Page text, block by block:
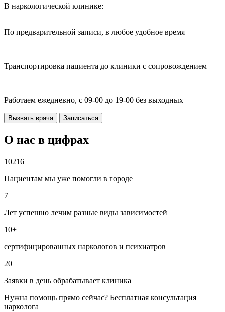
В наркологической клинике:
По предварительной записи, в любое удобное время
Транспортировка пациента до клиники с сопровождением
Работаем ежедневно, с 09-00 до 19-00 без выходных
Вызвать врача Записаться
О нас в цифрах
10216
Пациентам мы уже помогли в городе
7
Лет успешно лечим разные виды зависимостей
10+
сертифицированных наркологов и психиатров
20
Заявки в день обрабатывает клиника
Нужна помощь прямо сейчас? Бесплатная консультация
нарколога